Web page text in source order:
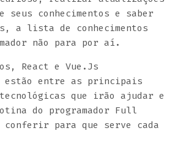
seus conhecimentos e saber
a lista de conhecimentos
não para por aí.
React e Vue.Js
estão entre as principais
que irão ajudar e
do programador Full
conferir para que serve cada